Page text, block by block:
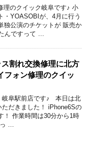
理のクイック岐阜です♪ 小
・YOASOBIが、4月に行う
独公演のチケットが 販売か
んですって …
割れ交換修理に北方
フォン修理のクイッ
岐阜駅前店です♪ 本日は北
だきました！ iPhone6Sの
！ 作業時間は30分から1時
…